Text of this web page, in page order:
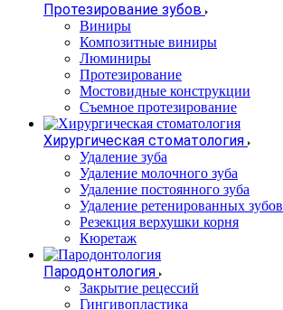
Протезирование зубов
Виниры
Композитные виниры
Люминиры
Протезирование
Мостовидные конструкции
Съемное протезирование
Хирургическая стоматология
Удаление зуба
Удаление молочного зуба
Удаление постоянного зуба
Удаление ретенированных зубов
Резекция верхушки корня
Кюретаж
Пародонтология
Закрытие рецессий
Гингивопластика